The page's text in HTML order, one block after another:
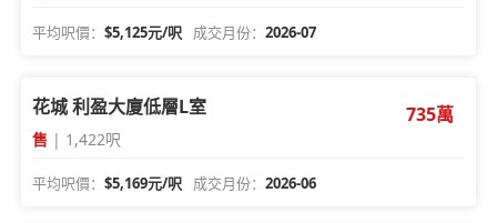
平均呎價：$5,125元/呎 成交月份：2026-07
花城 利盈大廈低層L室
售 | 1,422呎
735萬
平均呎價：$5,169元/呎 成交月份：2026-06